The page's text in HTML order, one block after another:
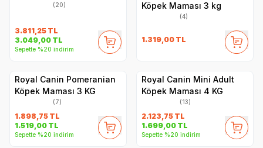
(20)
3.811,25 TL
3.049,00 TL
Sepette %20 indirim
Köpek Maması 3 kg
(4)
1.319,00 TL
Royal Canin Pomeranian
Köpek Maması 3 KG
(7)
1.898,75 TL
1.519,00 TL
Sepette %20 indirim
Royal Canin Mini Adult
Köpek Maması 4 KG
(13)
2.123,75 TL
1.699,00 TL
Sepette %20 indirim